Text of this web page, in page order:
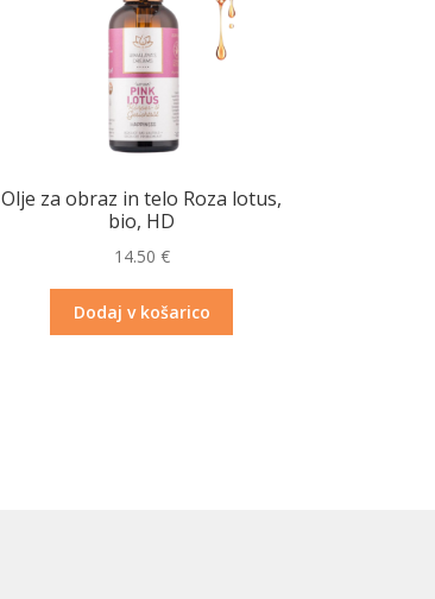
Olje za obraz in telo Roza lotus,
bio, HD
14.50 €
Dodaj v košarico